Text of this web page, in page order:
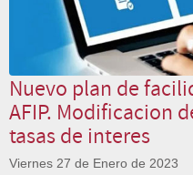
Nuevo plan de
AFIP. Modificacion
tasas de interes
Viernes 27 de Enero de 2023